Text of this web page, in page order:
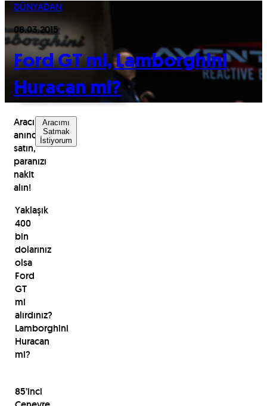
DÜNYADAN
08.03.2015
Ford GT mi, Lamborghini
Huracan mi?
Aracınızı
anında
satın,
paranızı
nakit
alın!
Aracımı
Satmak
İstiyorum
Yaklaşık
400
bin
dolarınız
olsa
Ford
GT
mi
alırdınız?
Lamborghini
Huracan
mi?
85’inci